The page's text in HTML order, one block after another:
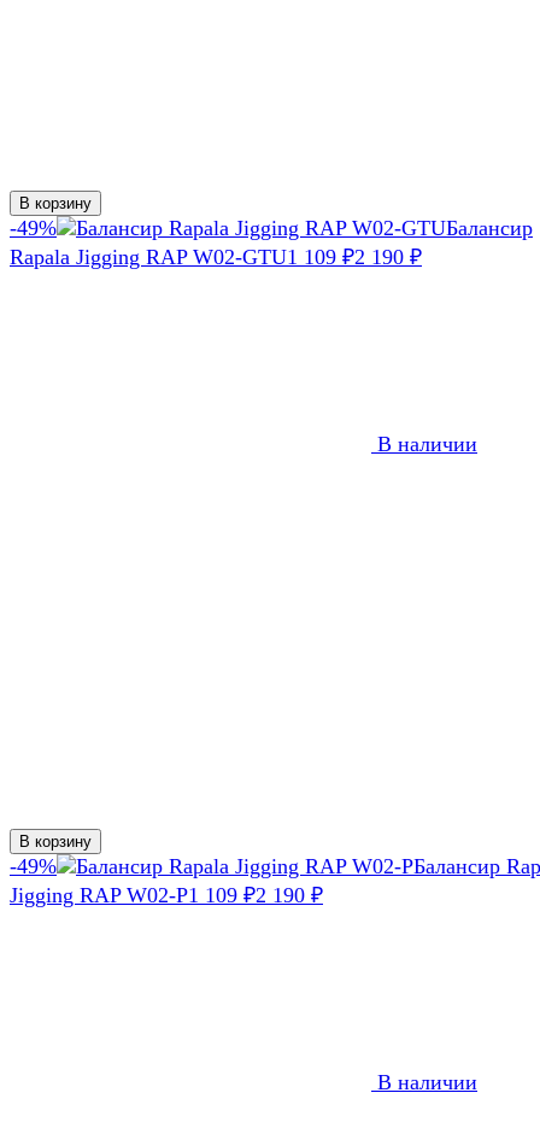
В корзину
-49%
Балансир
Rapala Jigging RAP W02-GTU1 109 ₽2 190 ₽
В наличии
В корзину
-49%
Балансир
Jigging RAP W02-P1 109 ₽2 190 ₽
В наличии